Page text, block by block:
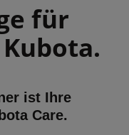
für
ist Ihre
Care.